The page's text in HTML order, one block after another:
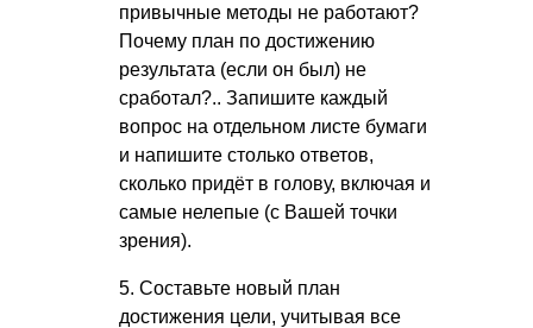
привычные методы не работают?
Почему план по достижению
результата (если он был) не
сработал?.. Запишите каждый
вопрос на отдельном листе бумаги
и напишите столько ответов,
сколько придёт в голову, включая и
самые нелепые (с Вашей точки
зрения).
5. Составьте новый план
достижения цели, учитывая все